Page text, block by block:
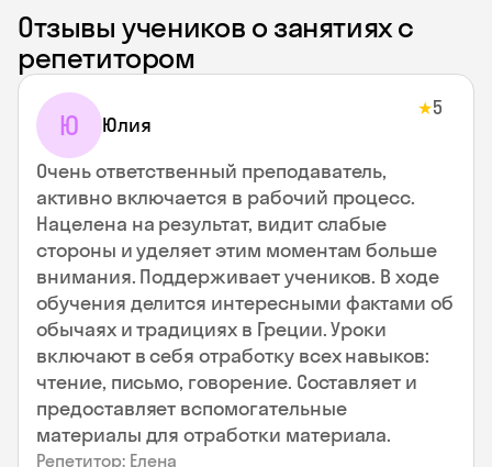
Отзывы учеников о занятиях с
репетитором
Ю Юлия
★5
Очень ответственный преподаватель,
активно включается в рабочий процесс.
Нацелена на результат, видит слабые
стороны и уделяет этим моментам больше
внимания. Поддерживает учеников. В ходе
обучения делится интересными фактами об
обычаях и традициях в Греции. Уроки
включают в себя отработку всех навыков:
чтение, письмо, говорение. Составляет и
предоставляет вспомогательные
материалы для отработки материала.
Репетитор: Елена